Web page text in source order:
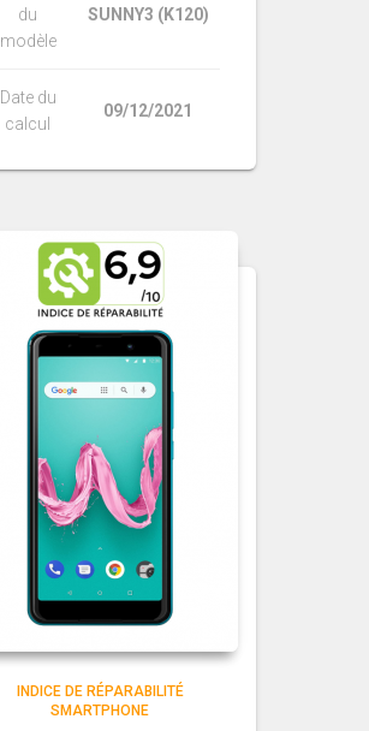
du
modèle
SUNNY3 (K120)
Date du
calcul
09/12/2021
INDICE DE RÉPARABILITÉ
SMARTPHONE